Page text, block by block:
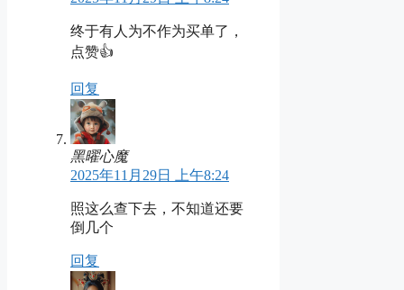
终于有人为不作为买单了，
点赞👍
回复
黑曜心魔
2025年11月29日 上午8:24
照这么查下去，不知道还要
倒几个
回复